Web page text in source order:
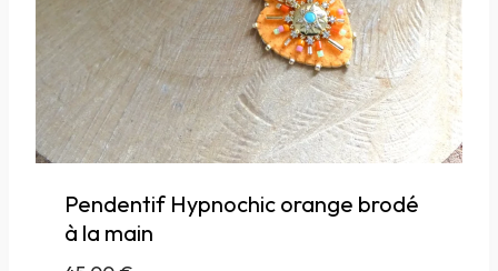
Pendentif Hypnochic orange brodé
à la main